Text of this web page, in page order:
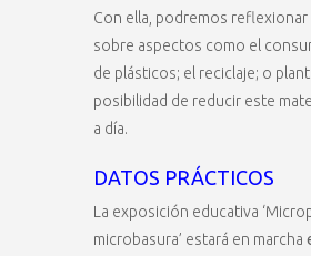
Con ella, podremos
sobre aspectos como el
de plásticos; el reciclaje; o
posibilidad de reducir este
a día.
DATOS PRÁCTICOS
La exposición educativa
microbasura’ estará en marcha